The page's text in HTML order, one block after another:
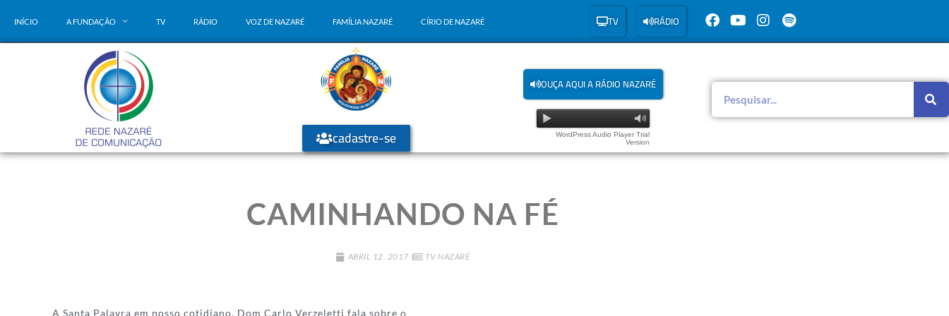
INÍCIO A FUNDAÇÃO TV RÁDIO VOZ DE NAZARÉ FAMÍLIA NAZARÉ CÍRIO DE NAZARÉ TV RÁDIO
cadastre-se
OUÇA AQUI A RÁDIO NAZARÉ
WordPress Audio Player Trial
Version
CAMINHANDO NA FÉ
ABRIL 12, 2017 TV NAZARÉ
A Santa Palavra em nosso cotidiano. Dom Carlo Verzeletti fala sobre o